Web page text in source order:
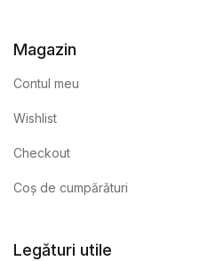
Magazin
Contul meu
Wishlist
Checkout
Coș de cumpărături
Legături utile